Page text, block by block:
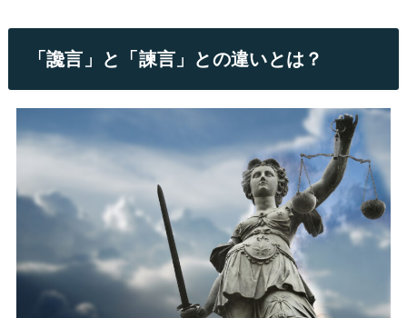
「讒言」と「諫言」との違いとは？